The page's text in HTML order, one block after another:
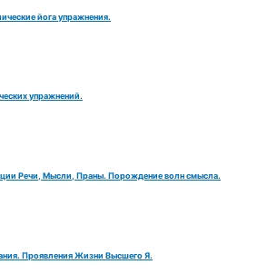
йога упражнения.
упражнений.
Речи, Мысли, Праны. Порождение волн смысла.
Проявления Жизни Высшего Я.